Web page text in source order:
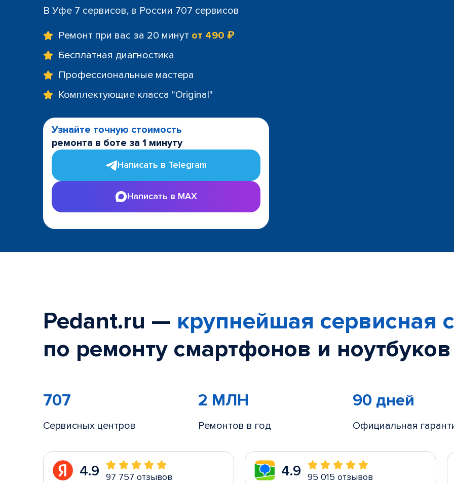
В Уфе 7 сервисов, в России 707 сервисов
Ремонт при вас за 20 минут от 490 ₽
Бесплатная диагностика
Профессиональные мастера
Комплектующие класса "Original"
Узнайте точную стоимость
ремонта в боте за 1 минуту
Написать в Telegram
Написать в MAX
Pedant.ru — крупнейшая сервисная
по ремонту смартфонов и
707
Сервисных центров
2 МЛН
Ремонтов в год
90 дней
Официальная
4.9 97 757 отзывов 4.9 95 015 отзывов